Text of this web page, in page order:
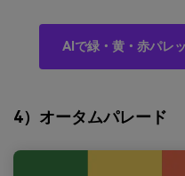
AIで緑・黄・赤パレ
4）オータムパレード